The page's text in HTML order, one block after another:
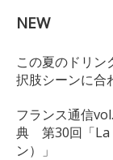
NEW
この夏のドリン
択肢シーンに合
フランス通信
典 第30回「La
ン）」